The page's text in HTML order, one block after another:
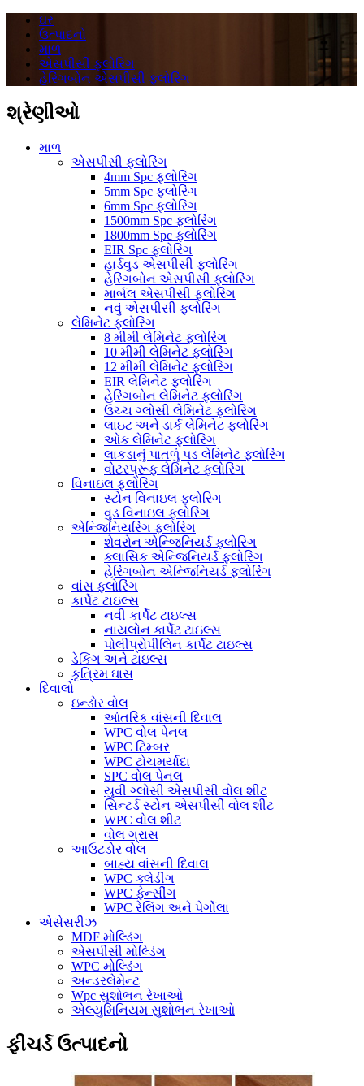
ઘર
ઉત્પાદનો
માળ
એસપીસી ફ્લોરિંગ
હેરિંગબોન એસપીસી ફ્લોરિંગ
શ્રેણીઓ
માળ
એસપીસી ફ્લોરિંગ
4mm Spc ફ્લોરિંગ
5mm Spc ફ્લોરિંગ
6mm Spc ફ્લોરિંગ
1500mm Spc ફ્લોરિંગ
1800mm Spc ફ્લોરિંગ
EIR Spc ફ્લોરિંગ
હાર્ડવુડ એસપીસી ફ્લોરિંગ
હેરિંગબોન એસપીસી ફ્લોરિંગ
માર્બલ એસપીસી ફ્લોરિંગ
નવું એસપીસી ફ્લોરિંગ
લેમિનેટ ફ્લોરિંગ
8 મીમી લેમિનેટ ફ્લોરિંગ
10 મીમી લેમિનેટ ફ્લોરિંગ
12 મીમી લેમિનેટ ફ્લોરિંગ
EIR લેમિનેટ ફ્લોરિંગ
હેરિંગબોન લેમિનેટ ફ્લોરિંગ
ઉચ્ચ ગ્લોસી લેમિનેટ ફ્લોરિંગ
લાઇટ અને ડાર્ક લેમિનેટ ફ્લોરિંગ
ઓક લેમિનેટ ફ્લોરિંગ
લાકડાનું પાતળું પડ લેમિનેટ ફ્લોરિંગ
વોટરપ્રૂફ લેમિનેટ ફ્લોરિંગ
વિનાઇલ ફ્લોરિંગ
સ્ટોન વિનાઇલ ફ્લોરિંગ
વુડ વિનાઇલ ફ્લોરિંગ
એન્જિનિયરિંગ ફ્લોરિંગ
શેવરોન એન્જિનિયર્ડ ફ્લોરિંગ
ક્લાસિક એન્જિનિયર્ડ ફ્લોરિંગ
હેરિંગબોન એન્જિનિયર્ડ ફ્લોરિંગ
વાંસ ફ્લોરિંગ
કાર્પેટ ટાઇલ્સ
નવી કાર્પેટ ટાઇલ્સ
નાયલોન કાર્પેટ ટાઇલ્સ
પોલીપ્રોપીલિન કાર્પેટ ટાઇલ્સ
ડેકિંગ અને ટાઇલ્સ
કૃત્રિમ ઘાસ
દિવાલો
ઇન્ડોર વોલ
આંતરિક વાંસની દિવાલ
WPC વોલ પેનલ
WPC ટિમ્બર
WPC ટોચમર્યાદા
SPC વોલ પેનલ
યુવી ગ્લોસી એસપીસી વોલ શીટ
સિન્ટર્ડ સ્ટોન એસપીસી વોલ શીટ
WPC વોલ શીટ
વોલ ગ્રાસ
આઉટડોર વોલ
બાહ્ય વાંસની દિવાલ
WPC ક્લેડીંગ
WPC ફેન્સીંગ
WPC રેલિંગ અને પેર્ગોલા
એસેસરીઝ
MDF મોલ્ડિંગ
એસપીસી મોલ્ડિંગ
WPC મોલ્ડિંગ
અન્ડરલેમેન્ટ
Wpc સુશોભન રેખાઓ
એલ્યુમિનિયમ સુશોભન રેખાઓ
ફીચર્ડ ઉત્પાદનો